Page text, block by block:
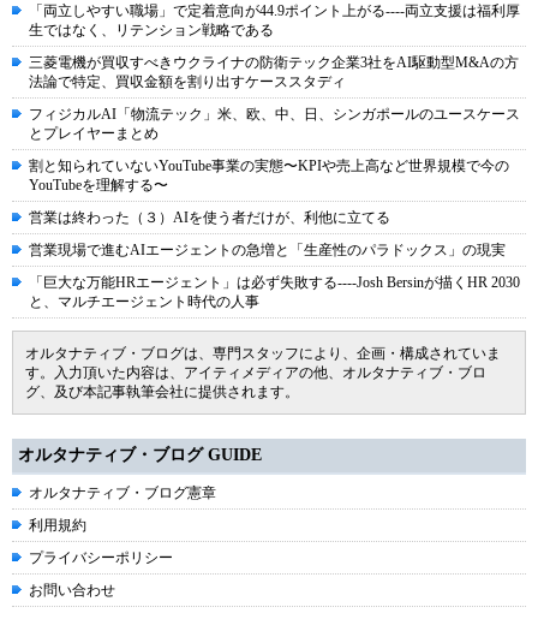
「両立しやすい職場」で定着意向が44.9ポイント上がる----両立支援は福利厚
生ではなく、リテンション戦略である
三菱電機が買収すべきウクライナの防衛テック企業3社をAI駆動型M&Aの方
法論で特定、買収金額を割り出すケーススタディ
フィジカルAI「物流テック」米、欧、中、日、シンガポールのユースケース
とプレイヤーまとめ
割と知られていないYouTube事業の実態〜KPIや売上高など世界規模で今の
YouTubeを理解する〜
営業は終わった（３）AIを使う者だけが、利他に立てる
営業現場で進むAIエージェントの急増と「生産性のパラドックス」の現実
「巨大な万能HRエージェント」は必ず失敗する----Josh Bersinが描くHR 2030
と、マルチエージェント時代の人事
オルタナティブ・ブログは、専門スタッフにより、企画・構成されていま
す。入力頂いた内容は、アイティメディアの他、オルタナティブ・ブロ
グ、及び本記事執筆会社に提供されます。
オルタナティブ・ブログ GUIDE
オルタナティブ・ブログ憲章
利用規約
プライバシーポリシー
お問い合わせ